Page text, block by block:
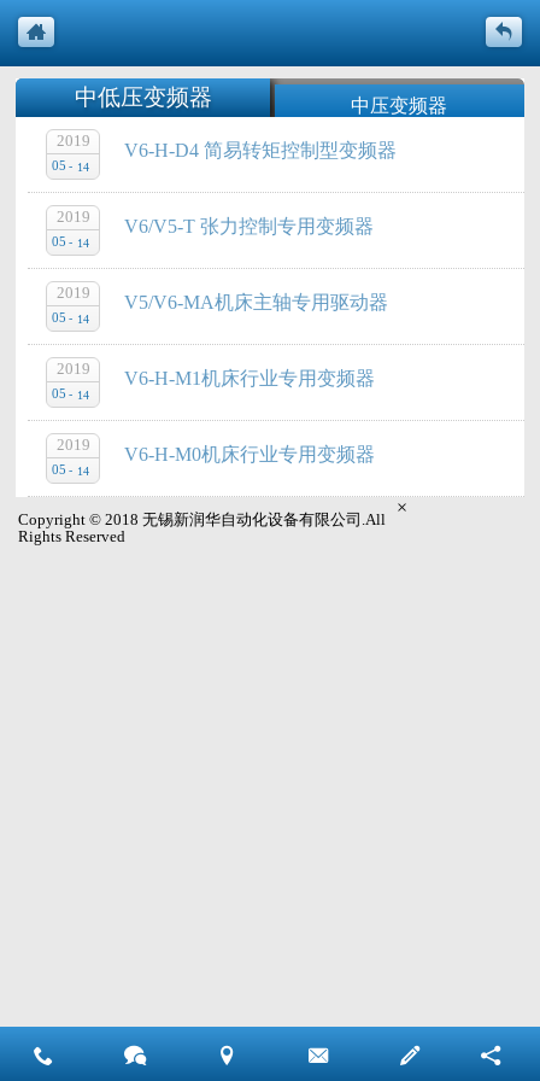
中低压变频器 中压变频器
行业专用变频器 变频器配件
伺服驱动器
光伏逆变系列
V6-H-D4 简易转矩控制型变频器
2019
05 - 14
V6/V5-T 张力控制专用变频器
2019
05 - 14
V5/V6-MA机床主轴专用驱动器
2019
05 - 14
V6-H-M1机床行业专用变频器
2019
05 - 14
V6-H-M0机床行业专用变频器
2019
05 - 14
Copyright © 2018 无锡新润华自动化设备有限公司.All
Rights Reserved
×